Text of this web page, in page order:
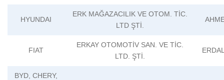
HYUNDAI
ERK MAĞAZACILIK VE OTOM. TİC.
LTD ŞTİ.
FIAT
ERKAY OTOMOTİV SAN. VE TİC.
LTD. ŞTİ.
BYD, CHERY,